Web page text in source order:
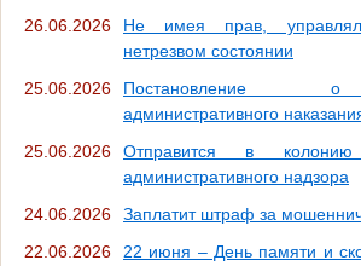
26.06.2026
Не имея прав,
нетрезвом состоянии
25.06.2026
Постановление о
административного
25.06.2026
Отправится в
административного надзора
24.06.2026
Заплатит штраф за
22.06.2026
22 июня – День памяти и